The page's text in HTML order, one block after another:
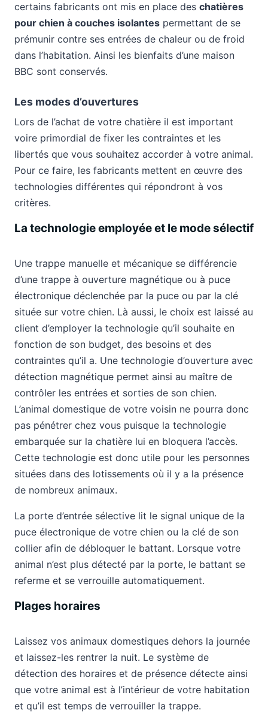
certains fabricants ont mis en place des chatières
pour chien à couches isolantes permettant de se
prémunir contre ses entrées de chaleur ou de froid
dans l’habitation. Ainsi les bienfaits d’une maison
BBC sont conservés.
Les modes d’ouvertures
Lors de l’achat de votre chatière il est important
voire primordial de fixer les contraintes et les
libertés que vous souhaitez accorder à votre animal.
Pour ce faire, les fabricants mettent en œuvre des
technologies différentes qui répondront à vos
critères.
La technologie employée et le mode sélectif
Une trappe manuelle et mécanique se différencie
d’une trappe à ouverture magnétique ou à puce
électronique déclenchée par la puce ou par la clé
située sur votre chien. Là aussi, le choix est laissé au
client d’employer la technologie qu’il souhaite en
fonction de son budget, des besoins et des
contraintes qu’il a. Une technologie d’ouverture avec
détection magnétique permet ainsi au maître de
contrôler les entrées et sorties de son chien.
L’animal domestique de votre voisin ne pourra donc
pas pénétrer chez vous puisque la technologie
embarquée sur la chatière lui en bloquera l’accès.
Cette technologie est donc utile pour les personnes
situées dans des lotissements où il y a la présence
de nombreux animaux.
La porte d’entrée sélective lit le signal unique de la
puce électronique de votre chien ou la clé de son
collier afin de débloquer le battant. Lorsque votre
animal n’est plus détecté par la porte, le battant se
referme et se verrouille automatiquement.
Plages horaires
Laissez vos animaux domestiques dehors la journée
et laissez-les rentrer la nuit. Le système de
détection des horaires et de présence détecte ainsi
que votre animal est à l’intérieur de votre habitation
et qu’il est temps de verrouiller la trappe.